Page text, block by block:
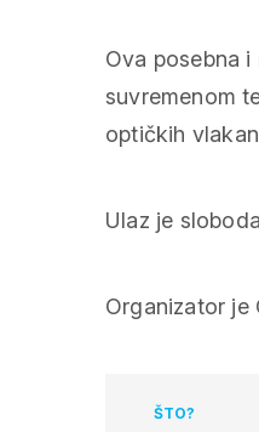
Ova posebna
suvremenom
optičkih
Ulaz je
Organizator je
ŠTO?